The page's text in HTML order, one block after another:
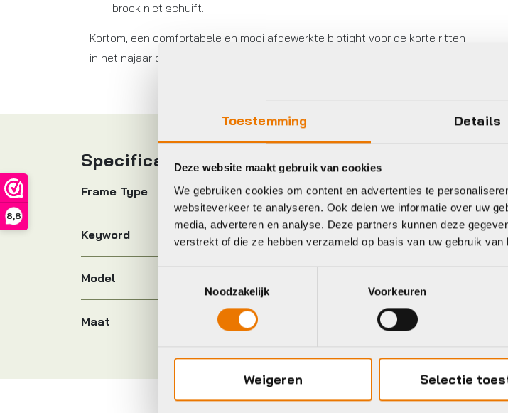
Toestemming Details
Deze website maakt gebruik van cookies
We gebruiken cookies om content en advertenties te
websiteverkeer te analyseren. Ook delen we informatie over uw
media, adverteren en analyse. Deze partners kunnen deze
verstrekt of die ze hebben verzameld op basis van uw gebruik van
Noodzakelijk
Voorkeuren
Weigeren Selectie
8,8
broek niet schuift.
Kortom, een comfortabele en mooi afgewerkte bibtight voor de korte ritten
in het najaar of de wintermaanden.
Specificaties
Frame Type Dames
Keyword BROEK
Model
Maat